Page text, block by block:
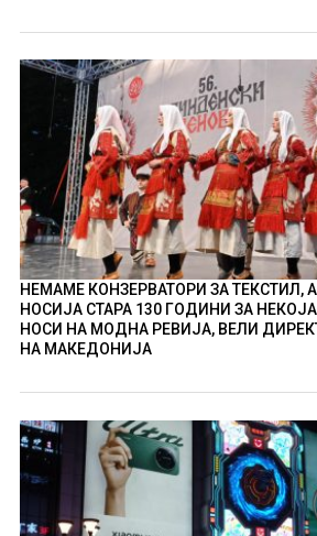
НЕМАМЕ КОНЗЕРВАТОРИ ЗА ТЕКСТИЛ,
НОСИЈА СТАРА 130 ГОДИНИ ЗА
НОСИ НА МОДНА РЕВИЈА, ВЕЛИ
НА МАКЕДОНИЈА